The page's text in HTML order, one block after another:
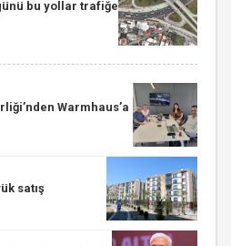
bu yollar trafiğe
Warmhaus’a
satış